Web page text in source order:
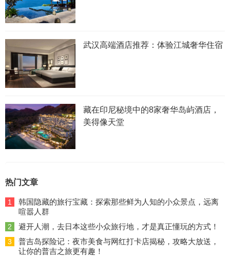
武汉高端酒店推荐：体验江城奢华住宿
藏在印尼秘境中的8家奢华岛屿酒店，
美得像天堂
热门文章
1
韩国隐藏的旅行宝藏：探索那些鲜为人知的小众景点，远离
喧嚣人群
2 避开人潮，去日本这些小众旅行地，才是真正懂玩的方式！
3
普吉岛探险记：夜市美食与网红打卡店揭秘，攻略大放送，
让你的普吉之旅更有趣！